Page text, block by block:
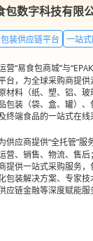
包数字科技有限
装供应链平台 一站
营“易食包商城”与
台，为全球采购商提供
材料（纸、塑、铝、玻
包装（袋、盒、罐）、
终端食品的一站式在线
供应商提供“全托管”服
营、销售、物流、售后
提供一站式采购服务，
包装解决方案、专家技
应链金融等深度赋能服